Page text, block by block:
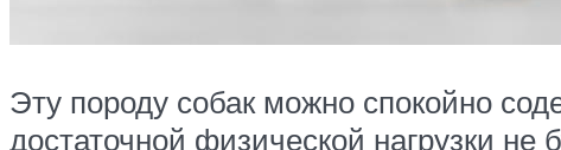
Эту породу собак можно спокойно
достаточной физической нагрузки не